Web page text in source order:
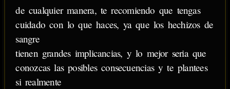
de cualquier manera, te recomiendo que tengas
cuidado con lo que haces, ya que los hechizos de
sangre
tienen grandes implicancias, y lo mejor seria que
conozcas las posibles consecuencias y te plantees
si realmente